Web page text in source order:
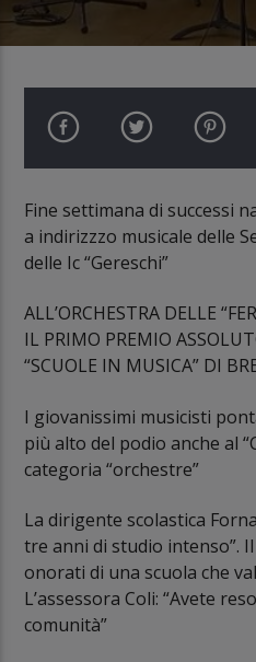
Fine settimana di successi
a indirizzzo musicale delle
delle Ic “Gereschi”
ALL’ORCHESTRA DELLE
IL PRIMO PREMIO
“SCUOLE IN MUSICA” DI
I giovanissimi musicisti
più alto del podio anche al
categoria “orchestre”
La dirigente scolastica
tre anni di studio intenso”. Il
onorati di una scuola che
L’assessora Coli: “Avete
comunità”